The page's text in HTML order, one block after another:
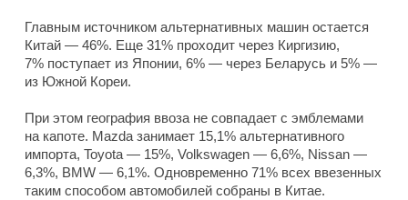
Главным источником альтернативных машин остается
Китай — 46%. Еще 31% проходит через Киргизию,
7% поступает из Японии, 6% — через Беларусь и 5% —
из Южной Кореи.
При этом география ввоза не совпадает с эмблемами
на капоте. Mazda занимает 15,1% альтернативного
импорта, Toyota — 15%, Volkswagen — 6,6%, Nissan —
6,3%, BMW — 6,1%. Одновременно 71% всех ввезенных
таким способом автомобилей собраны в Китае.